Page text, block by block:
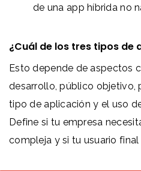
de una app híbrida no
¿Cuál de los tres tipos de
Esto depende de aspectos
desarrollo, público objetivo,
tipo de aplicación y el uso
Define si tu empresa
compleja y si tu usuario